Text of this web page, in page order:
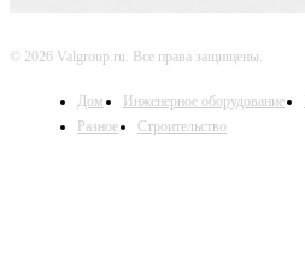
© 2026 Valgroup.ru. Все права защищены.
Дом Инженерное оборудование
Разное
Строительство